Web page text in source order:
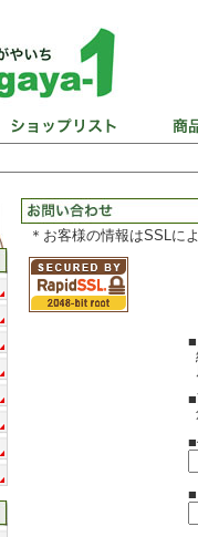
＊お客様の情報はSSLに